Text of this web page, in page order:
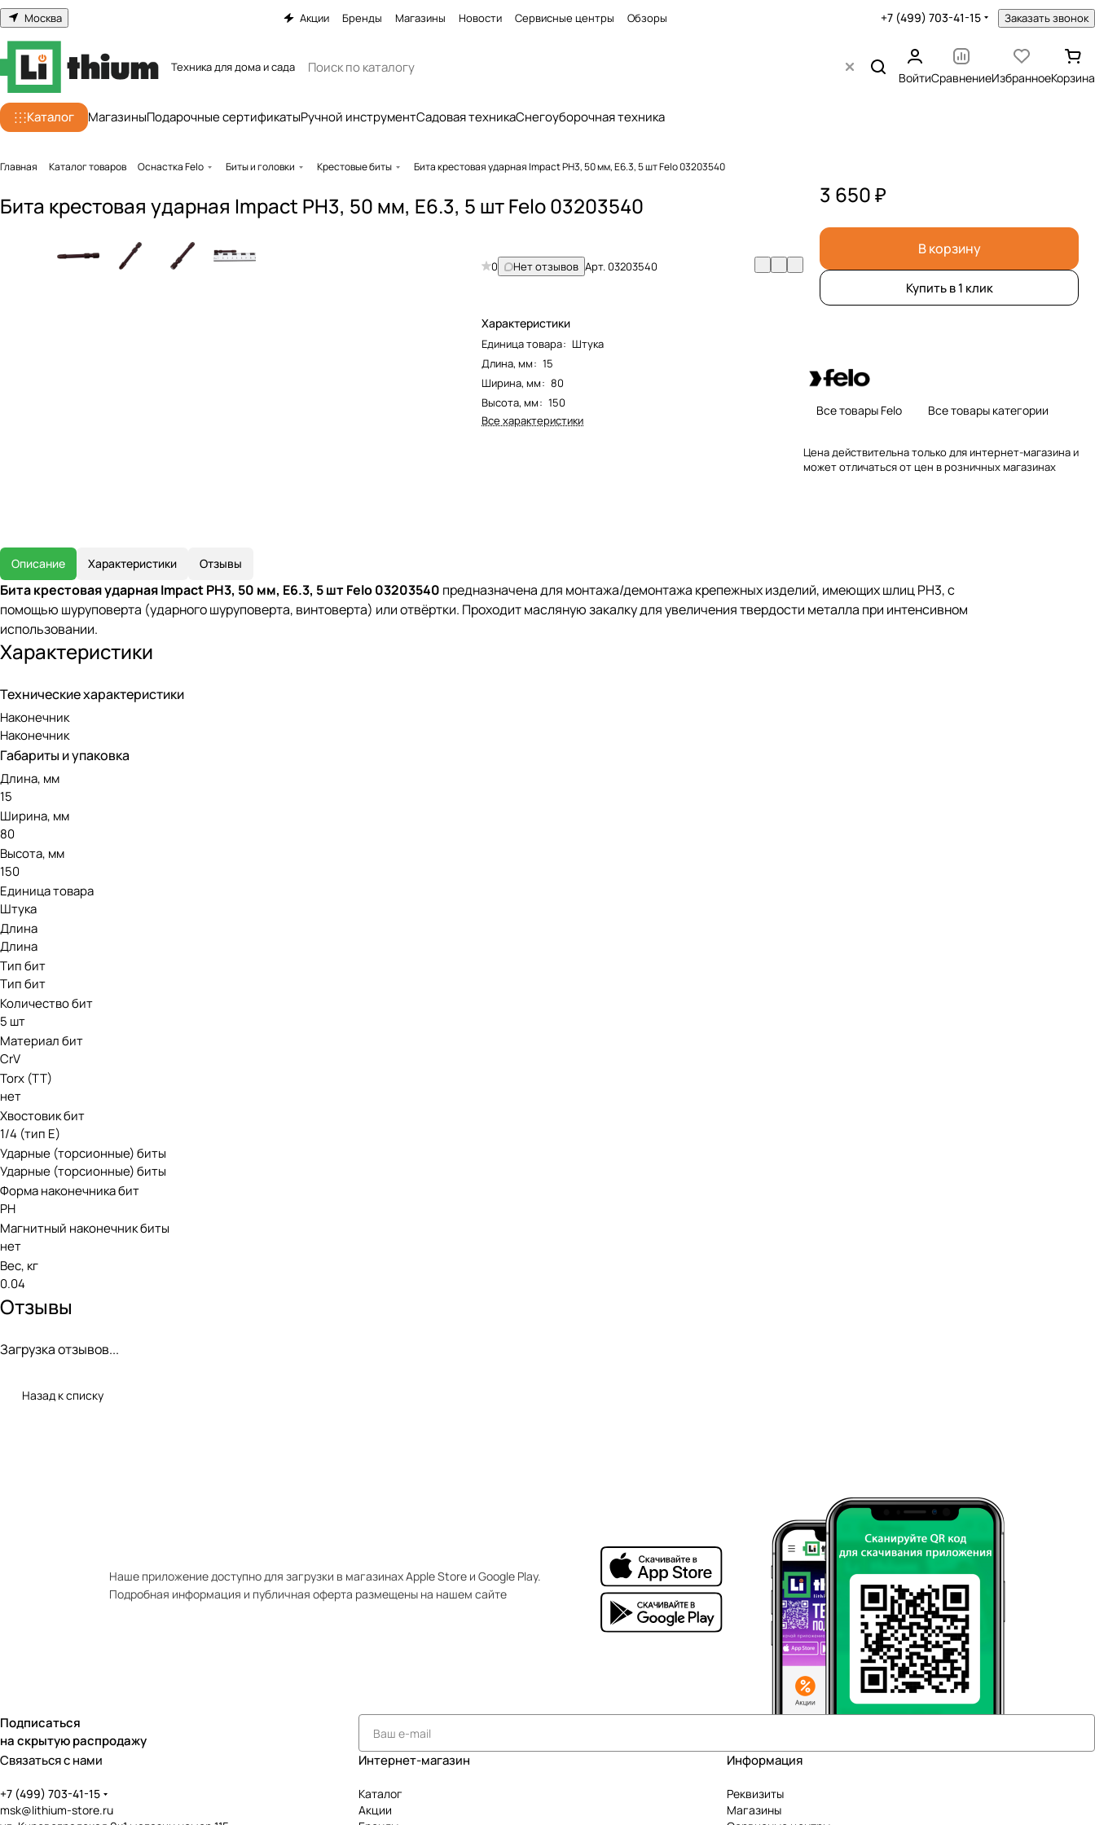
Москва Акции Бренды Магазины Новости Сервисные центры Обзоры +7 (499) 703-41-15 Заказать звонок
Техника для дома и сада
ВойтиСравнениеИзбранноеКорзина
Каталог МагазиныПодарочные сертификатыРучной инструментСадовая техникаСнегоуборочная техника
Главная Каталог товаров Оснастка Felo Биты и головки Крестовые биты Бита крестовая ударная Impact PH3, 50 мм, E6.3, 5 шт Felo 03203540
Бита крестовая ударная Impact PH3, 50 мм, E6.3, 5 шт Felo 03203540
0 Нет отзывов Арт.03203540
Характеристики
Единица товара: Штука
Длина, мм: 15
Ширина, мм: 80
Высота, мм: 150
Все характеристики
3 650 ₽
В корзину
Купить в 1 клик
Все товары Felo Все товары категории
Цена действительна только для интернет-магазина и
может отличаться от цен в розничных магазинах
Описание Характеристики Отзывы
Бита крестовая ударная Impact PH3, 50 мм, E6.3, 5 шт Felo 03203540 предназначена для монтажа/демонтажа крепежных изделий, имеющих шлиц PH3, с
помощью шуруповерта (ударного шуруповерта, винтоверта) или отвёртки. Проходит масляную закалку для увеличения твердости металла при интенсивном
использовании.
Характеристики
Технические характеристики
Наконечник
Наконечник
Габариты и упаковка
Длина, мм
15
Ширина, мм
80
Высота, мм
150
Единица товара
Штука
Длина
Длина
Тип бит
Тип бит
Количество бит
5 шт
Материал бит
CrV
Torx (TT)
нет
Хвостовик бит
1/4 (тип Е)
Ударные (торсионные) биты
Ударные (торсионные) биты
Форма наконечника бит
PH
Магнитный наконечник биты
нет
Вес, кг
0.04
Отзывы
Загрузка отзывов...
Назад к списку
Наше приложение доступно для загрузки в магазинах Apple Store и Google Play.
Подробная информация и публичная оферта размещены на нашем сайте
Подписаться
на скрытую распродажу
Связаться с нами
+7 (499) 703-41-15
msk@lithium-store.ru
Интернет-магазин
Каталог
Акции
Информация
Реквизиты
Магазины